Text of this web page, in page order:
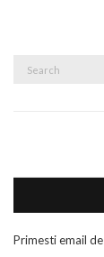
Search
Primesti email